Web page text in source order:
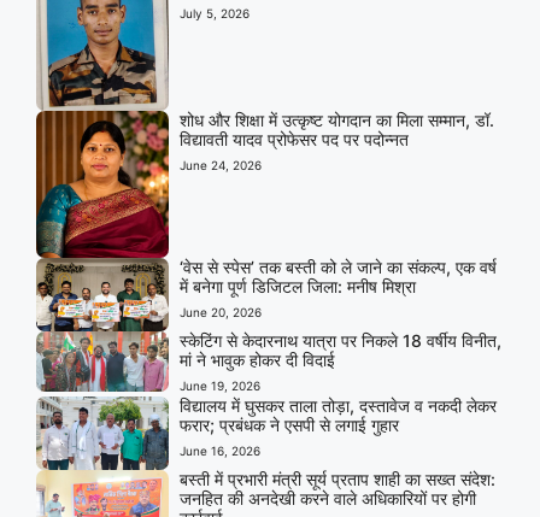
July 5, 2026
शोध और शिक्षा में उत्कृष्ट योगदान का मिला सम्मान, डॉ.
विद्यावती यादव प्रोफेसर पद पर पदोन्नत
June 24, 2026
‘वेस से स्पेस’ तक बस्ती को ले जाने का संकल्प, एक वर्ष
में बनेगा पूर्ण डिजिटल जिला: मनीष मिश्रा
June 20, 2026
स्केटिंग से केदारनाथ यात्रा पर निकले 18 वर्षीय विनीत,
मां ने भावुक होकर दी विदाई
June 19, 2026
विद्यालय में घुसकर ताला तोड़ा, दस्तावेज व नकदी लेकर
फरार; प्रबंधक ने एसपी से लगाई गुहार
June 16, 2026
बस्ती में प्रभारी मंत्री सूर्य प्रताप शाही का सख्त संदेश:
जनहित की अनदेखी करने वाले अधिकारियों पर होगी